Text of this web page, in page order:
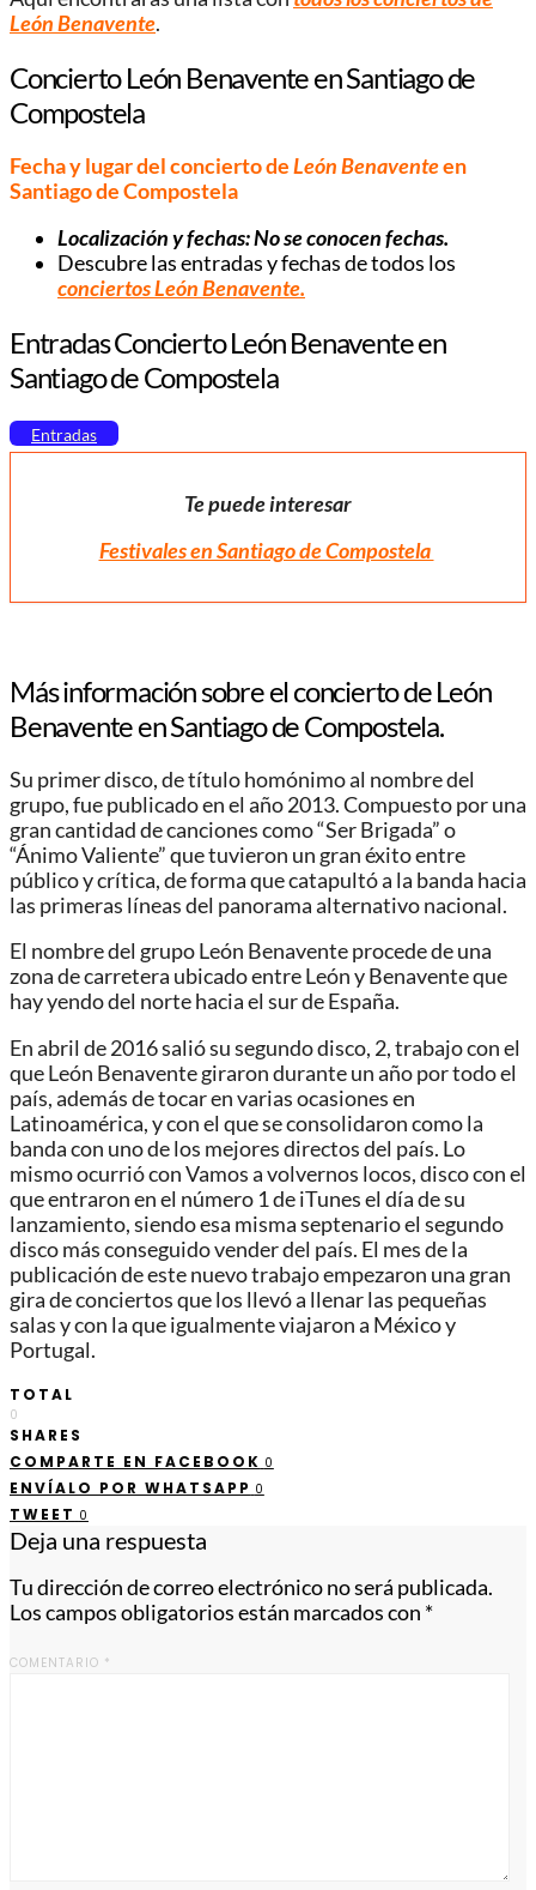
León Benavente.
Concierto León Benavente en Santiago de
Compostela
Fecha y lugar del concierto deLeón Benaventeen
Santiago de Compostela
Localización y fechas: No se conocen fechas.
Descubre las entradas y fechas de todos los
conciertosLeón Benavente.
Entradas Concierto León Benavente en
Santiago de Compostela
Entradas
Te puede interesar
Festivales en Santiago de Compostela
Más información sobre el concierto de León
Benavente enSantiago de Compostela.
Su primer disco, de título homónimo al nombre del
grupo, fue publicado en el año 2013. Compuesto por una
gran cantidad de canciones como “Ser Brigada” o
“Ánimo Valiente” que tuvieron un gran éxito entre
público y crítica, de forma que catapultó a la banda hacia
las primeras líneas del panorama alternativo nacional.
El nombre del grupo León Benavente procede de una
zona de carretera ubicado entre León y Benavente que
hay yendo del norte hacia el sur de España.
En abril de 2016 salió su segundo disco, 2, trabajo con el
que León Benavente giraron durante un año por todo el
país, además de tocar en varias ocasiones en
Latinoamérica, y con el que se consolidaron como la
banda con uno de los mejores directos del país. Lo
mismo ocurrió con Vamos a volvernos locos, disco con el
que entraron en el número 1 de iTunes el día de su
lanzamiento, siendo esa misma septenario el segundo
disco más conseguido vender del país. El mes de la
publicación de este nuevo trabajo empezaron una gran
gira de conciertos que los llevó a llenar las pequeñas
salas y con la que igualmente viajaron a México y
Portugal.
TOTAL
0
SHARES
COMPARTE EN FACEBOOK 0
ENVÍALO POR WHATSAPP 0
TWEET 0
Deja una respuesta
Tu dirección de correo electrónico no será publicada.
Los campos obligatorios están marcados con *
COMENTARIO *